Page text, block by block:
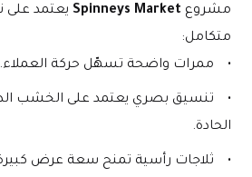
مشروع Spinneys Market
متكامل:
ممرات واضحة تسهّل حركة العملاء.
الحادة.